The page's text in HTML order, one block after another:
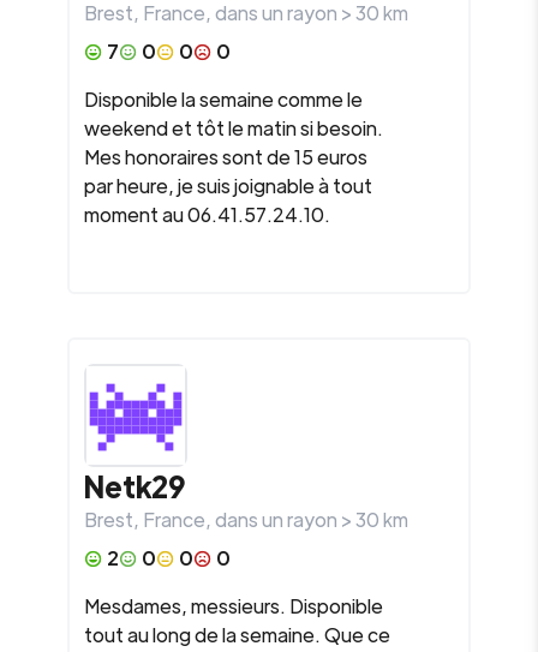
Brest, France, dans un rayon >30km
7
0 0
0
Disponible la semaine comme le
weekend et tôt le matin si besoin.
Mes honoraires sont de 15 euros
par heure, je suis joignable à tout
moment au 06.41.57.24.10.
Netk29
Brest, France, dans un rayon >30km
2
0 0
0
Mesdames, messieurs. Disponible
tout au long de la semaine. Que ce